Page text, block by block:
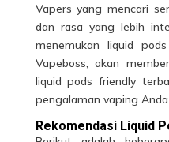
Vapers yang mencari
dan rasa yang lebih
menemukan liquid
Vapeboss, akan
liquid pods friendly
pengalaman vaping Anda.
Rekomendasi Liquid